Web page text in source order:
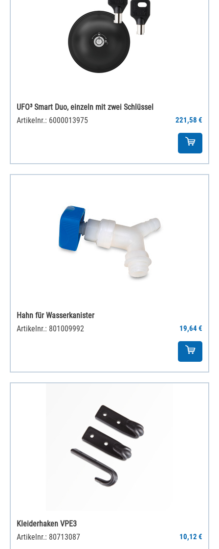
UFO³ Smart Duo, einzeln mit zwei Schlüssel
Artikelnr.: 6000013975
221,58 €
Hahn für Wasserkanister
Artikelnr.: 801009992
19,64 €
Kleiderhaken VPE3
Artikelnr.: 80713087
10,12 €